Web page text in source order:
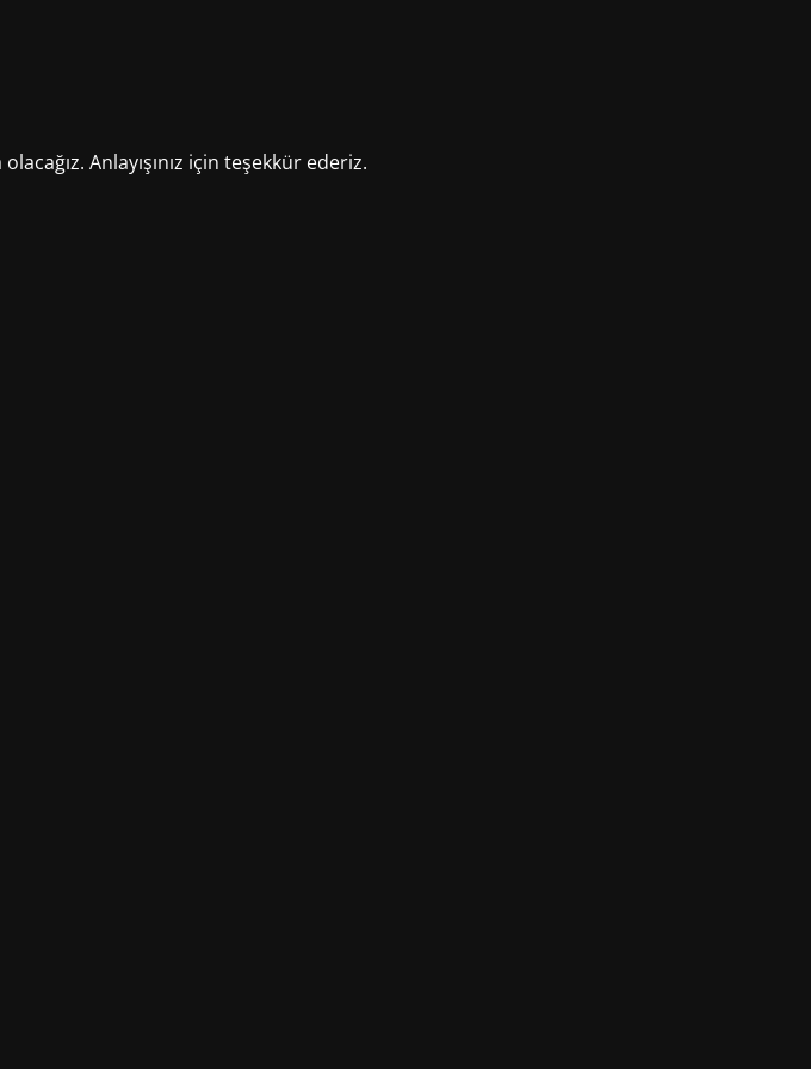
Anlayışınız için teşekkür ederiz.